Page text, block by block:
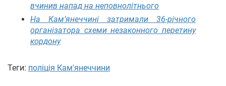
вчинив напад на неповнолітнього
На Кам’янеччині затримали 36-річного
організатора схеми незаконного перетину
кордону
Теги: поліція Кам'янеччини